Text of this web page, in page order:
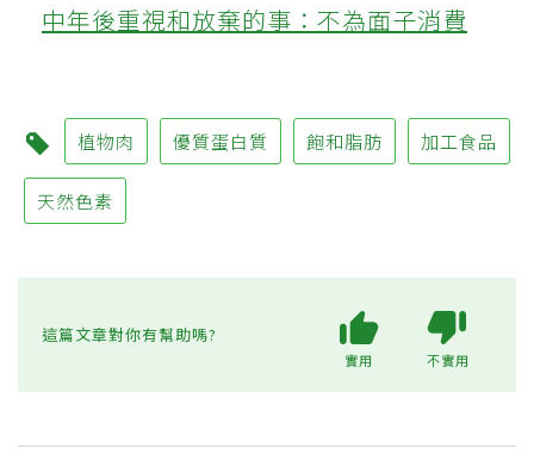
中年後重視和放棄的事：不為面子消費
植物肉 優質蛋白質 飽和脂肪 加工食品
天然色素
這篇文章對你有幫助嗎?
實用 不實用